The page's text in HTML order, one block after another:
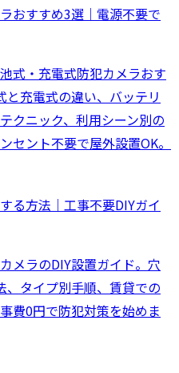
おすすめ3選｜電源不要で
式・充電式防犯カメラおす
充電式の違い、バッテリ
クニック、利用シーン別の
セント不要で屋外設置OK。
る方法｜工事不要DIYガイ
メラのDIY設置ガイド。穴
、タイプ別手順、賃貸での
費0円で防犯対策を始めま